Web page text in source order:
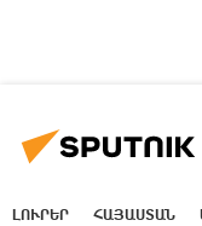
ԼՈՒՐԵՐ ՀԱՅԱՍՏԱՆ